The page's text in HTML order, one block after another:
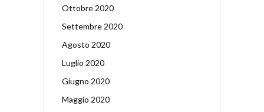
Ottobre 2020
Settembre 2020
Agosto 2020
Luglio 2020
Giugno 2020
Maggio 2020